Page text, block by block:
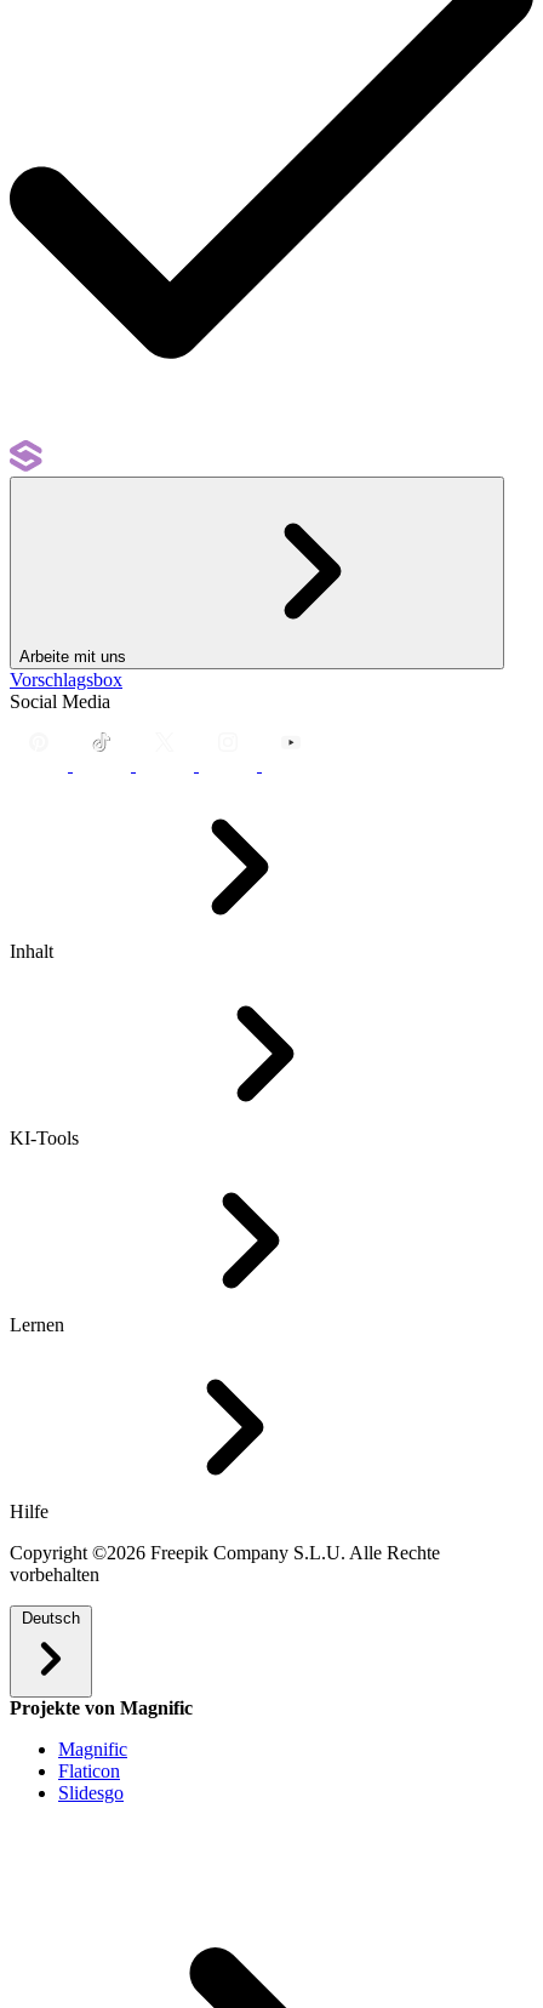
Arbeite mit uns
Vorschlagsbox
Social Media
Inhalt
KI-Tools
Lernen
Hilfe
Copyright ©2026 Freepik Company S.L.U. Alle Rechte
vorbehalten
Deutsch
Projekte von Magnific
Magnific
Flaticon
Slidesgo